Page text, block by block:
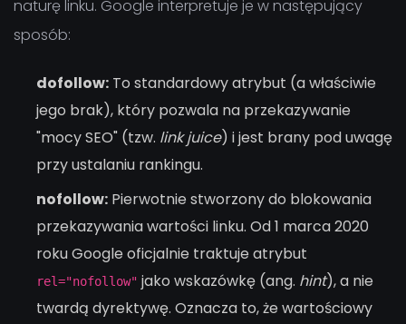
naturę linku. Google interpretuje je w następujący
sposób:
dofollow: To standardowy atrybut (a właściwie
jego brak), który pozwala na przekazywanie
"mocy SEO" (tzw. link juice) i jest brany pod uwagę
przy ustalaniu rankingu.
nofollow: Pierwotnie stworzony do blokowania
przekazywania wartości linku. Od 1 marca 2020
roku Google oficjalnie traktuje atrybut
rel="nofollow" jako wskazówkę (ang. hint), a nie
twardą dyrektywę. Oznacza to, że wartościowy